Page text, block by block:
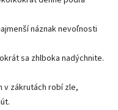
náznak nevoľnosti
sa zhlboka nadýchnite.
v zákrutách robí zle,